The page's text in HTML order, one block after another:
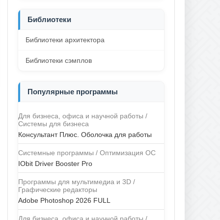
Библиотеки
Библиотеки архитектора
Библиотеки сэмплов
Популярные программы
Для бизнеса, офиса и научной работы /
Системы для бизнеса
Консультант Плюс. Оболочка для работы
Системные программы / Оптимизация ОС
IObit Driver Booster Pro
Программы для мультимедиа и 3D /
Графические редакторы
Adobe Photoshop 2026 FULL